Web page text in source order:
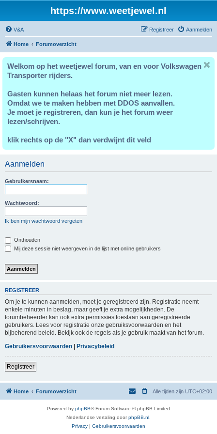
https://www.weetjewel.nl
V&A Aanmelden
Registreer
Home Forumoverzicht
Welkom op het weetjewel forum, van en voor Volkswagen
Transporter rijders.
Gasten kunnen helaas het forum niet meer lezen.
Omdat we te maken hebben met DDOS aanvallen.
Je moet je registreren, dan kun je het forum weer
lezen/schrijven.
klik rechts op de "X" dan verdwijnt dit veld
Aanmelden
Gebruikersnaam:
Wachtwoord:
Ik ben mijn wachtwoord vergeten
Onthouden
Mij deze sessie niet weergeven in de lijst met online gebruikers
REGISTREER
Om je te kunnen aanmelden, moet je geregistreerd zijn. Registratie neemt
enkele minuten in beslag, maar geeft je extra mogelijkheden. De
forumbeheerder kan ook extra permissies toestaan aan geregistreerde
gebruikers. Lees voor registratie onze gebruiksvoorwaarden en het
bijbehorend beleid. Bekijk ook de regels als je gebruik maakt van het forum.
Gebruikersvoorwaarden | Privacybeleid
Registreer
Home Forumoverzicht Alle tijden zijn UTC+02:00
Powered by phpBB® Forum Software © phpBB Limited
Nederlandse vertaling doorphpBB.nl
Privacy | Gebruikersvoorwaarden